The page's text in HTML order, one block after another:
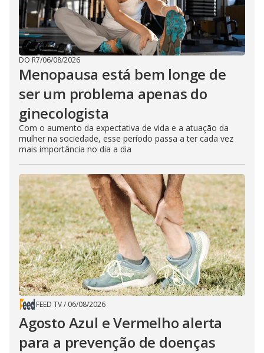
DO R7/06/08/2026
Menopausa está bem longe de
ser um problema apenas do
ginecologista
Com o aumento da expectativa de vida e a atuação da
mulher na sociedade, esse período passa a ter cada vez
mais importância no dia a dia
FEED TV/ 06/08/2026
Agosto Azul e Vermelho alerta
para a prevenção de doenças